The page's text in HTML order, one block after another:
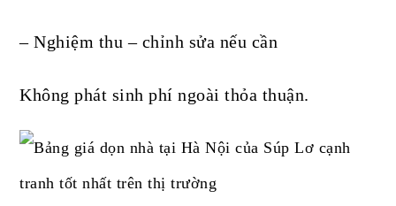
– Nghiệm thu – chỉnh sửa nếu cần
Không phát sinh phí ngoài thỏa thuận.